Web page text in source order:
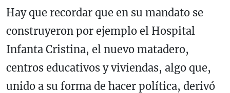
Hay que recordar que en su mandato se
construyeron por ejemplo el Hospital
Infanta Cristina, el nuevo matadero,
centros educativos y viviendas, algo que,
unido a su forma de hacer política, derivó